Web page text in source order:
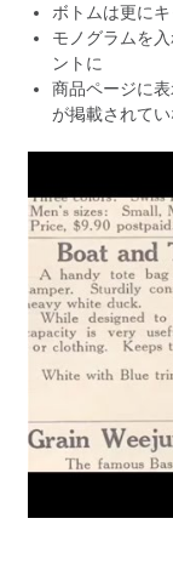
ボトムは更に
モノグラムを
ントに
商品ページに
が掲載されて